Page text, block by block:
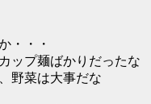
・・・
ップ麺ばかりだったな
野菜は大事だな